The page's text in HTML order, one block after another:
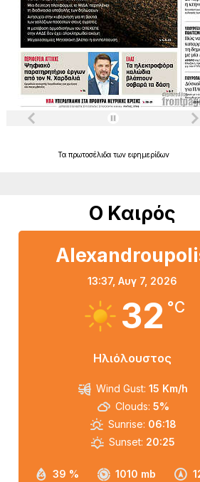
Τα πρωτοσέλιδα των εφημερίδων
Ο Καιρός
13:37, Αυγ 7, 2026
32 °C
Ηλιόλουστος
39 % 1010 mb
Wind Gust: 15 Km/h
Clouds: 5%
Sunrise: 06:18
Sunset: 20:25